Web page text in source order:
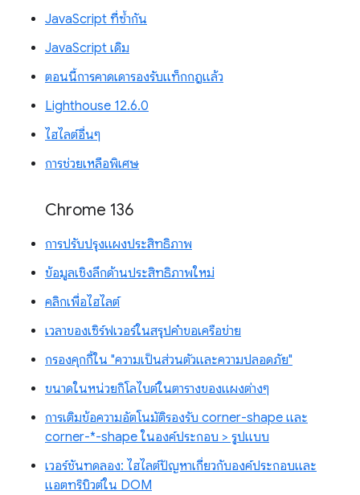
JavaScript ที่ซ้ำกัน
JavaScript เดิม
ตอนนี้การคาดเดารองรับแท็กกฎแล้ว
Lighthouse 12.6.0
ไฮไลต์อื่นๆ
การช่วยเหลือพิเศษ
Chrome 136
การปรับปรุงแผงประสิทธิภาพ
ข้อมูลเชิงลึกด้านประสิทธิภาพใหม่
คลิกเพื่อไฮไลต์
เวลาของเซิร์ฟเวอร์ในสรุปคำขอเครือข่าย
กรองคุกกี้ใน "ความเป็นส่วนตัวและความปลอดภัย"
ขนาดในหน่วยกิโลไบต์ในตารางของแผงต่างๆ
การเติมข้อความอัตโนมัติรองรับ corner-shape และ
corner-*-shape ในองค์ประกอบ > รูปแบบ
เวอร์ชันทดลอง: ไฮไลต์ปัญหาเกี่ยวกับองค์ประกอบและ
แอตทริบิวต์ใน DOM